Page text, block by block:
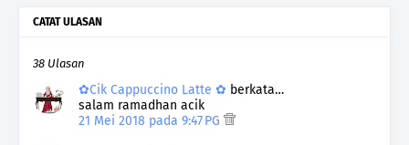
CATAT ULASAN
38 Ulasan
✿Cik Cappuccino Latte ✿ berkata…
salam ramadhan acik
21 Mei 2018 pada 9:47 PG